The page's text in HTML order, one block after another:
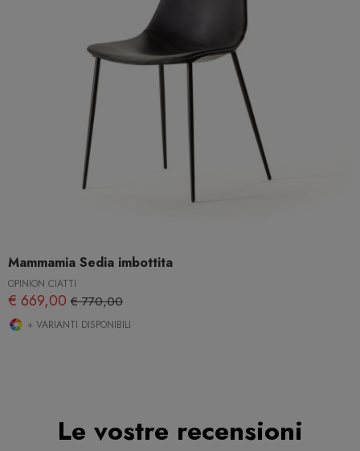
Mammamia Sedia imbottita
OPINION CIATTI
€ 669,00 € 770,00
+ VARIANTI DISPONIBILI
Le vostre recensioni